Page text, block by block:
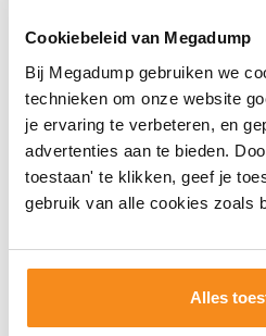
Cookiebeleid van Megadump
Bij Megadump gebruiken we
technieken om onze website
je ervaring te verbeteren, en
advertenties aan te bieden.
toestaan' te klikken, geef je
gebruik van alle cookies zoals
Alles
en tag @megadumpnl.
inspirerende
badkamerstijlen.